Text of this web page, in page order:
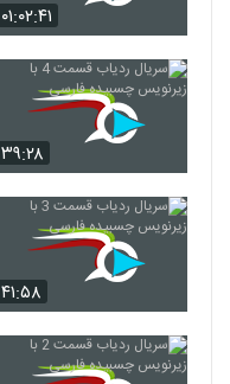
۰۱:۰۲:۴۱
۳۹:۲۸
۴۱:۵۸